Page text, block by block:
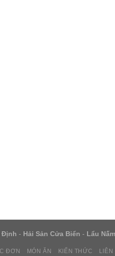
Định - Hải Sản Cửa Biển - Lẩu
ĐƠN MÓN ĂN KIẾN THỨC LIÊN